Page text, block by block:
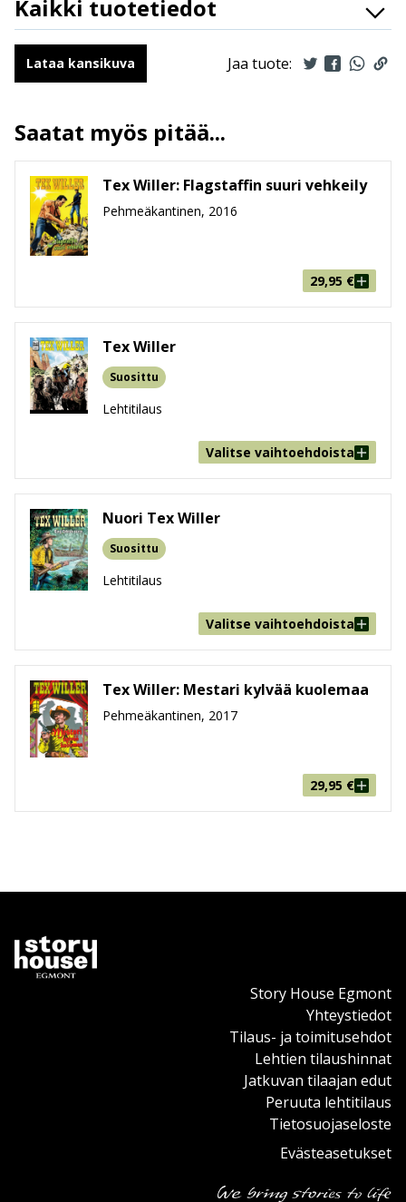
Kaikki tuotetiedot
Ilmestymispäivä
29.9.2021
ALV
Sivumäärä
leveys x korkeus x paksuus
Ikäryhmä
9-99
Lataa kansikuva Jaa tuote:
Saatat myös pitää...
Tex Willer: Flagstaffin suuri vehkeily
Pehmeäkantinen, 2016
29,95 €
Tex Willer
Suosittu
Lehtitilaus
Valitse vaihtoehdoista
Nuori Tex Willer
Suosittu
Lehtitilaus
Valitse vaihtoehdoista
Tex Willer: Mestari kylvää kuolemaa
Pehmeäkantinen, 2017
29,95 €
Story House Egmont
Yhteystiedot
Tilaus- ja toimitusehdot
Lehtien tilaushinnat
Jatkuvan tilaajan edut
Peruuta lehtitilaus
Tietosuojaseloste
Evästeasetukset